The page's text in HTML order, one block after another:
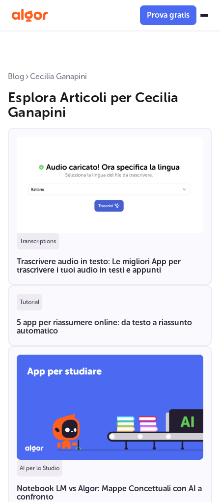
Prova gratis
Blog Cecilia Ganapini
Esplora Articoli per Cecilia
Ganapini
Transcriptions
Trascrivere audio in testo: Le migliori App per
trascrivere i tuoi audio in testi e appunti
Tutorial
5 app per riassumere online: da testo a riassunto
automatico
AI per lo Studio
Notebook LM vs Algor: Mappe Concettuali con AI a
confronto